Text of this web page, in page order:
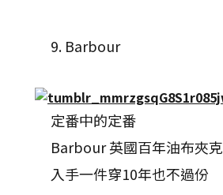
9. Barbour
定番中的定番
Barbour 英國百年油布夾克
入手一件穿10年也不過份